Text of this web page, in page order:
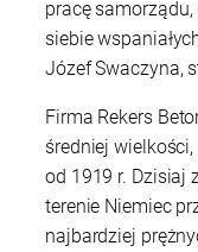
pracę
siebie
Józef Swaczyna,
Firma Rekers
średniej
od 1919 r. Dzisiaj
terenie Niemiec
najbardziej